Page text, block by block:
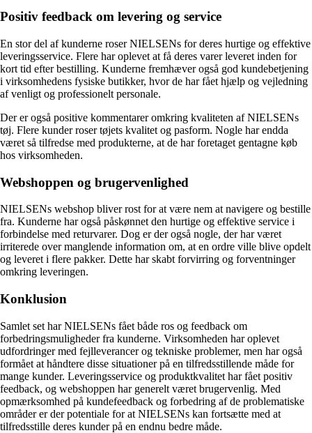
Positiv feedback om levering og service
En stor del af kunderne roser NIELSENs for deres hurtige og effektive
leveringsservice. Flere har oplevet at få deres varer leveret inden for
kort tid efter bestilling. Kunderne fremhæver også god kundebetjening
i virksomhedens fysiske butikker, hvor de har fået hjælp og vejledning
af venligt og professionelt personale.
Der er også positive kommentarer omkring kvaliteten af NIELSENs
tøj. Flere kunder roser tøjets kvalitet og pasform. Nogle har endda
været så tilfredse med produkterne, at de har foretaget gentagne køb
hos virksomheden.
Webshoppen og brugervenlighed
NIELSENs webshop bliver rost for at være nem at navigere og bestille
fra. Kunderne har også påskønnet den hurtige og effektive service i
forbindelse med returvarer. Dog er der også nogle, der har været
irriterede over manglende information om, at en ordre ville blive opdelt
og leveret i flere pakker. Dette har skabt forvirring og forventninger
omkring leveringen.
Konklusion
Samlet set har NIELSENs fået både ros og feedback om
forbedringsmuligheder fra kunderne. Virksomheden har oplevet
udfordringer med fejlleverancer og tekniske problemer, men har også
formået at håndtere disse situationer på en tilfredsstillende måde for
mange kunder. Leveringsservice og produktkvalitet har fået positiv
feedback, og webshoppen har generelt været brugervenlig. Med
opmærksomhed på kundefeedback og forbedring af de problematiske
områder er der potentiale for at NIELSENs kan fortsætte med at
tilfredsstille deres kunder på en endnu bedre måde.